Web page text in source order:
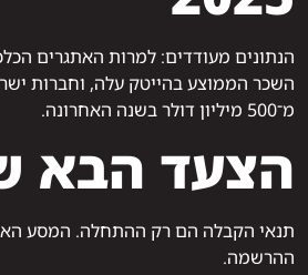
הנתונים מעודדים: למרות האתגרים
השכר הממוצע בהייטק עלה, וחברות
מ־500 מיליון דולר בשנה האחרונה.
הצעד הבא
תנאי הקבלה הם רק ההתחלה. המסע
ההרשמה.